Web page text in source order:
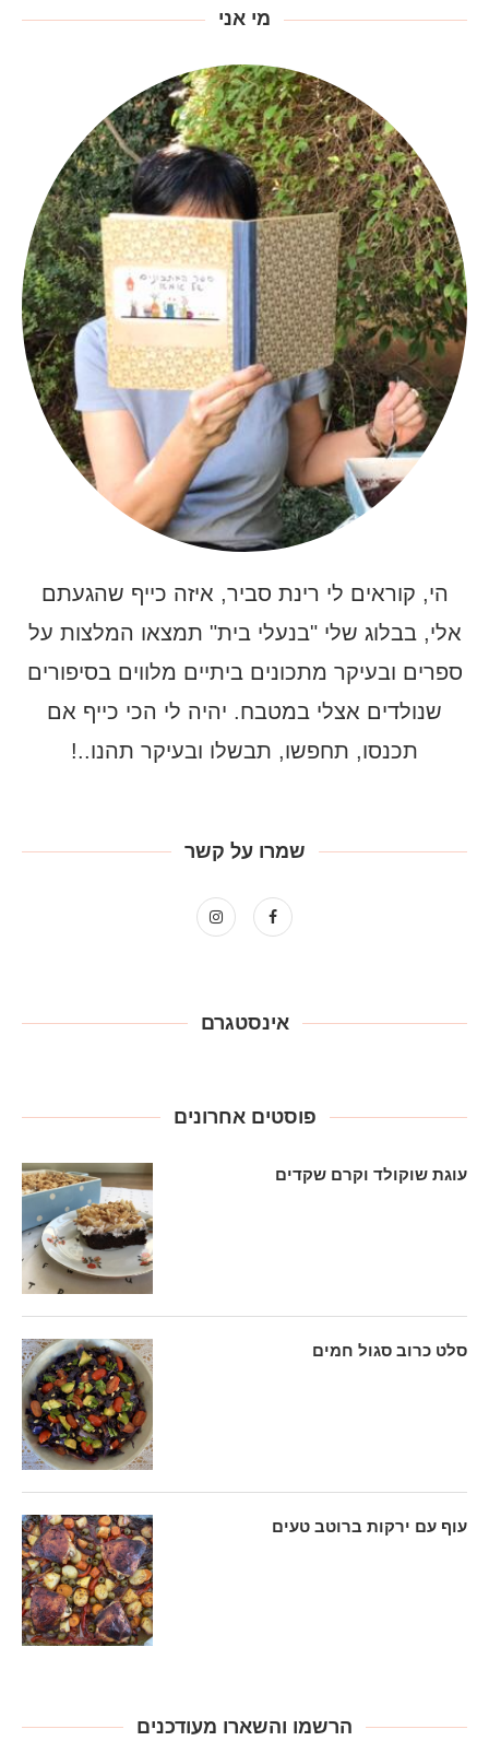
מי אני
הי, קוראים לי רינת סביר, איזה כייף שהגעתם
אלי, בבלוג שלי "בנעלי בית" תמצאו המלצות על
ספרים ובעיקר מתכונים ביתיים מלווים בסיפורים
שנולדים אצלי במטבח. יהיה לי הכי כייף אם
תכנסו, תחפשו, תבשלו ובעיקר תהנו..!
שמרו על קשר
אינסטגרם
פוסטים אחרונים
עוגת שוקולד וקרם שקדים
סלט כרוב סגול חמים
עוף עם ירקות ברוטב טעים
הרשמו והשארו מעודכנים